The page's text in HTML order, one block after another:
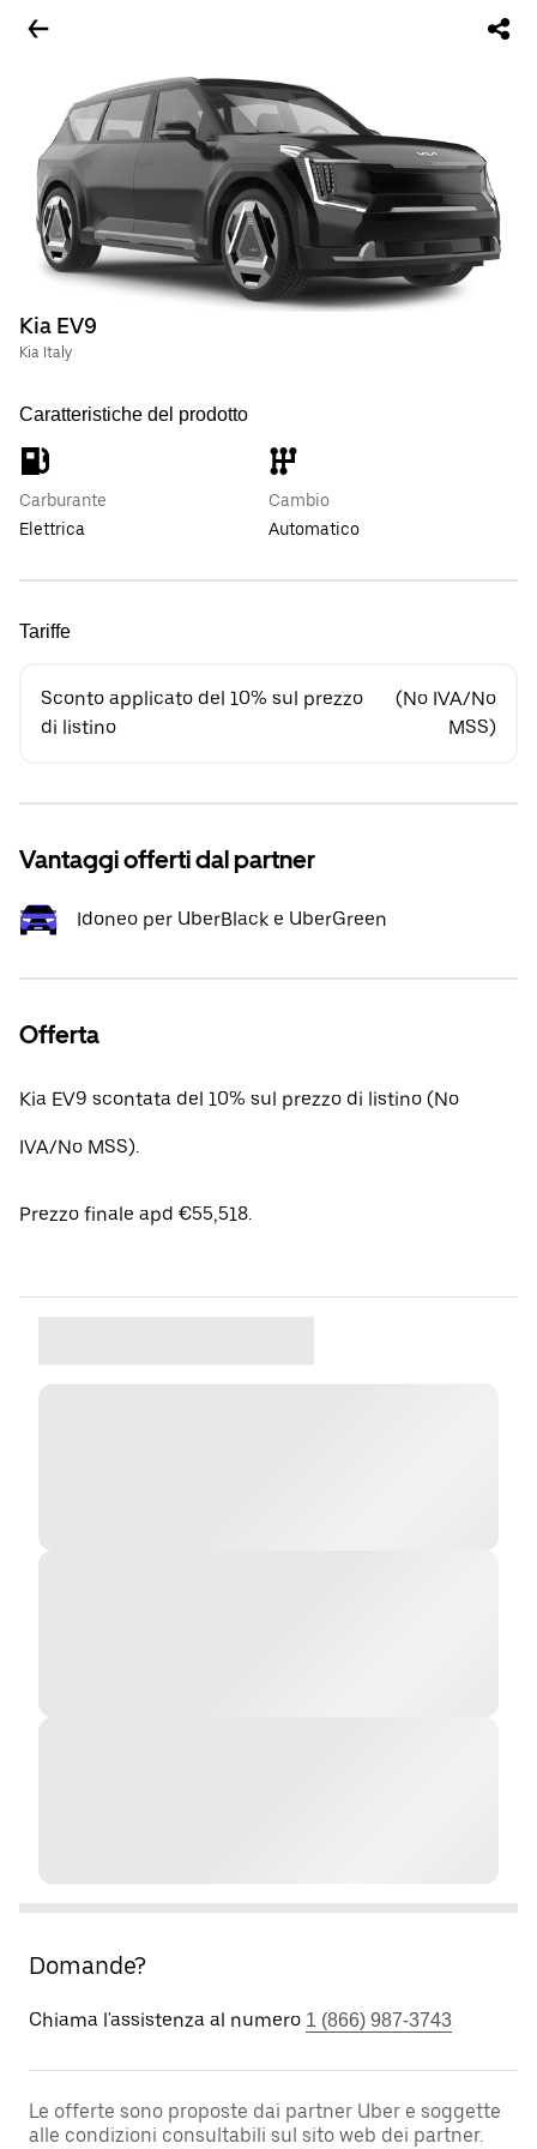
Kia EV9
Kia Italy
Caratteristiche del prodotto
Carburante
Elettrica
Cambio
Automatico
Tariffe
Sconto applicato del 10% sul prezzo
di listino
(No IVA/No
MSS)
Vantaggi offerti dal partner
Idoneo per UberBlack e UberGreen
Offerta
Kia EV9 scontata del 10% sul prezzo di listino (No
IVA/No MSS).
Prezzo finale apd €55,518.
Domande?
Chiama l'assistenza al numero 1 (866) 987-3743
Le offerte sono proposte dai partner Uber e soggette
alle condizioni consultabili sul sito web dei partner.